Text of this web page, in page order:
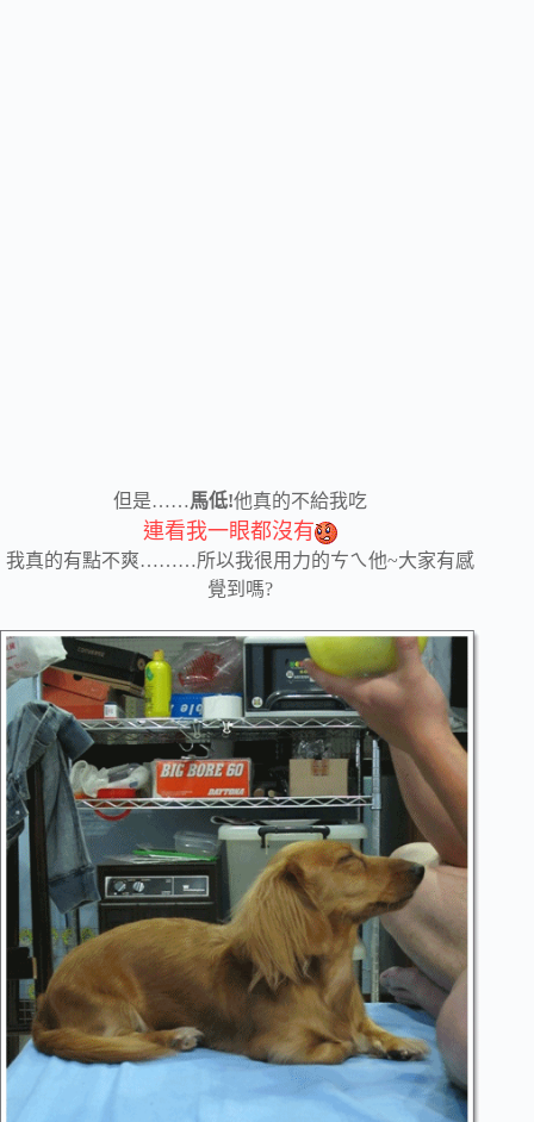
但是…… 馬低!他真的不給我吃
連看我一眼都沒有
我真的有點不爽………所以我很用力的ㄘㄟ他~大家有感
覺到嗎?